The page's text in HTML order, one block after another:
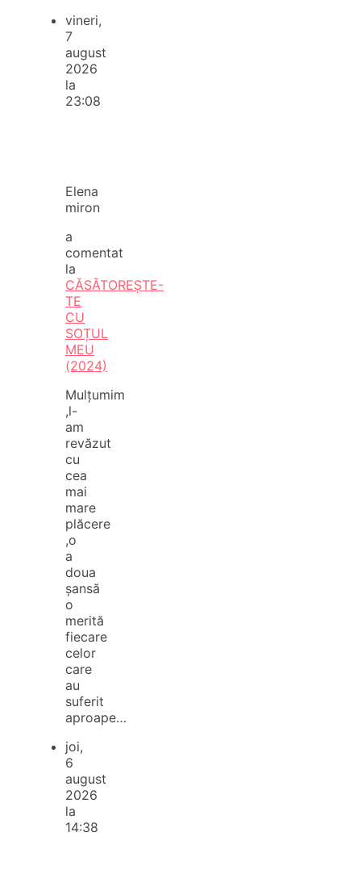
vineri,
7
august
2026
la
23:08
Elena
miron
a
comentat
la
CĂSĂTOREȘTE-
TE
CU
SOȚUL
MEU
(2024)
Mulțumim
,l-
am
revăzut
cu
cea
mai
mare
plăcere
,o
a
doua
șansă
o
merită
fiecare
celor
care
au
suferit
aproape…
joi,
6
august
2026
la
14:38